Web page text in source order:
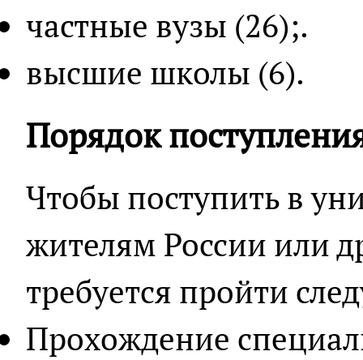
частные вузы (26);.
высшие школы (6).
Порядок
Чтобы поступить в
жителям России или
требуется пройти
Прохождение